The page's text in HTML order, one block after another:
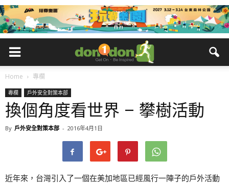
Home 專欄
專欄 戶外安全對策本部
換個角度看世界 – 攀樹活動
By 戶外安全對策本部 - 2016年4月1日
近年來，台灣引入了一個在美加地區已經風行一陣子的戶外活動